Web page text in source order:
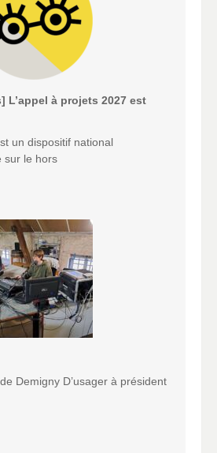
L’appel à projets 2027 est
un dispositif national
sur le hors
Demigny D’usager à président